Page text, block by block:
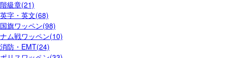
階級章(21)
英字・英文(68)
国旗ワッペン(98)
ナム戦ワッペン(10)
消防・EMT(24)